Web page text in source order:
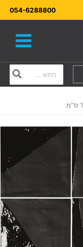
054-6288800
for: